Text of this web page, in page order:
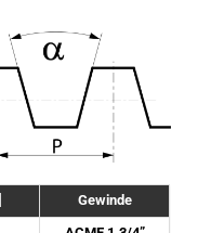
Gewinde